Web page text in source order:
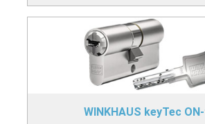
WINKHAUS keyTec